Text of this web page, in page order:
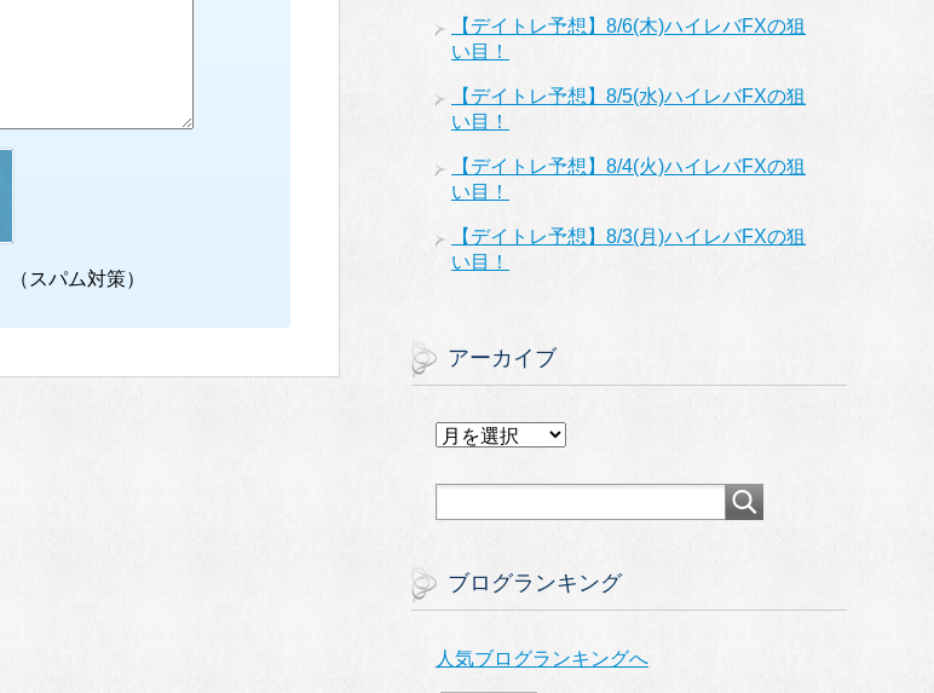
スパム対策）
【デイトレ予想】8/6(木)ハイレバFXの狙
い目！
【デイトレ予想】8/5(水)ハイレバFXの狙
い目！
【デイトレ予想】8/4(火)ハイレバFXの狙
い目！
【デイトレ予想】8/3(月)ハイレバFXの狙
い目！
アーカイブ
ア
カ
ブログランキング
人気ブログランキングへ